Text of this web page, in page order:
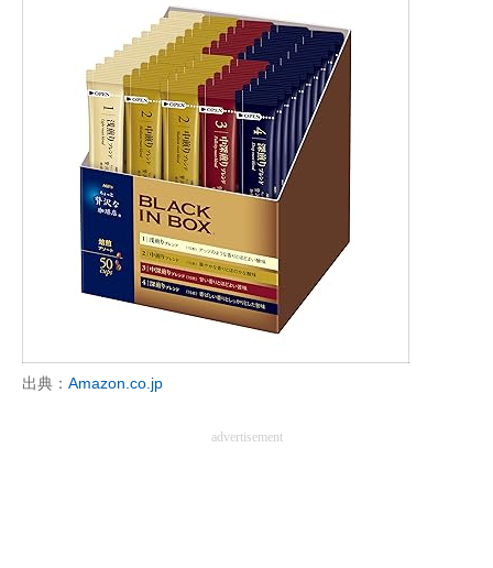
スマホと通信の最新トレンド
進化するPCとデバイスの未来
好きが集まる 比べて選べる
ビジネスと働き方のヒント
AI活用のいまが分かる
企業ITのトレンドを詳説
経営リーダーのコミュニティ
ITエンジニア向け専門サイト
企業向けIT製品の総合サイト
出典： Amazon.co.jp
advertisement